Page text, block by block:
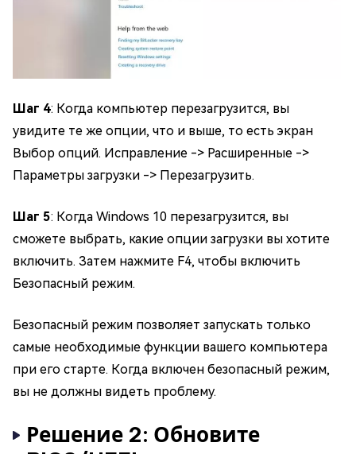
Шаг 4: Когда компьютер перезагрузится, вы
увидите те же опции, что и выше, то есть экран
Выбор опций. Исправление -> Расширенные ->
Параметры загрузки -> Перезагрузить.
Шаг 5: Когда Windows 10 перезагрузится, вы
сможете выбрать, какие опции загрузки вы хотите
включить. Затем нажмите F4, чтобы включить
Безопасный режим.
Безопасный режим позволяет запускать только
самые необходимые функции вашего компьютера
при его старте. Когда включен безопасный режим,
вы не должны видеть проблему.
Решение 2: Обновите